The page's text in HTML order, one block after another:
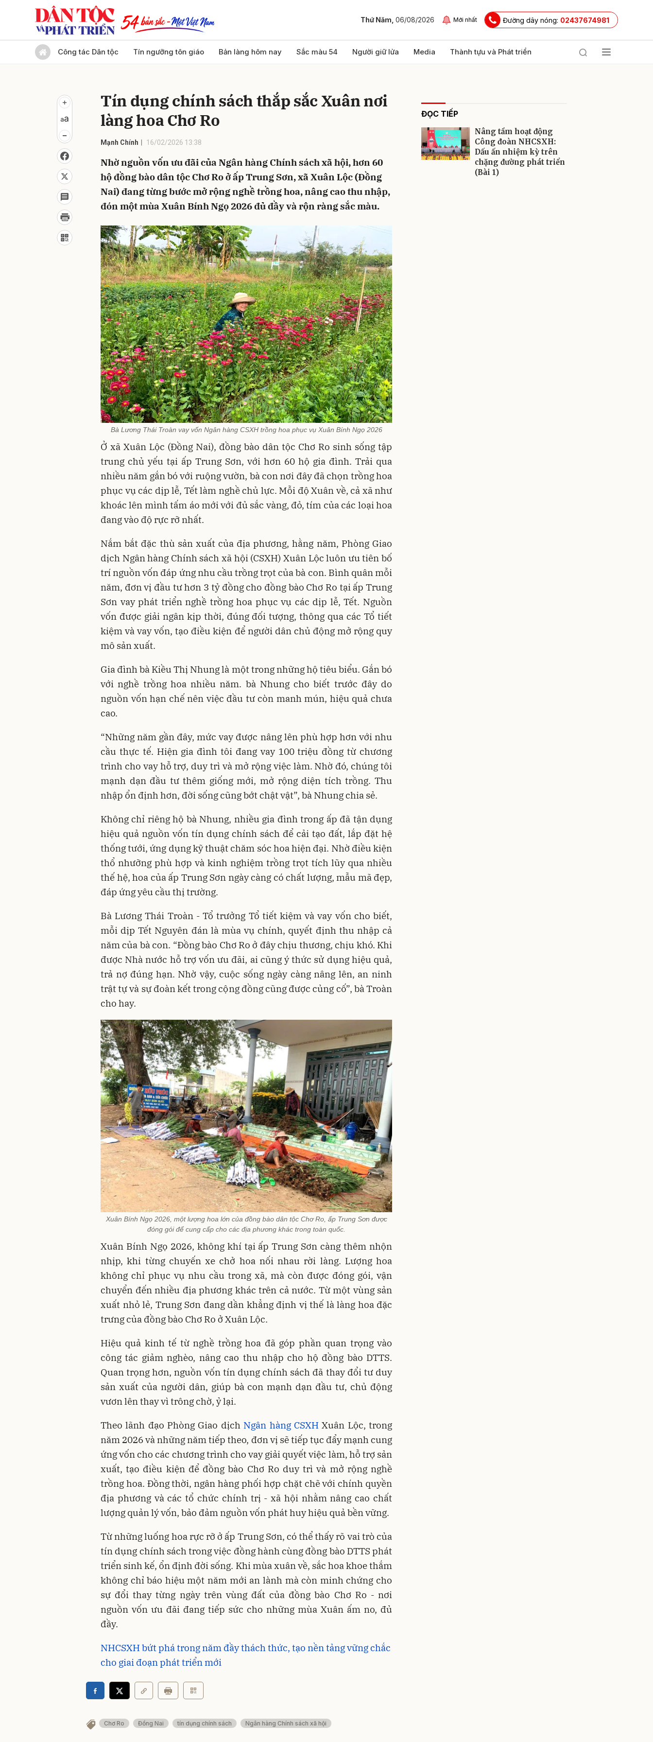
Thứ Năm, 06/08/2026 Mới nhất Đường dây nóng: 02437674981
Công tác Dân tộc Tín ngưỡng tôn giáo Bản làng hôm nay Sắc màu 54 Người giữ lửa Media Thành tựu và Phát triển
Tín dụng chính sách thắp sắc Xuân nơi
làng hoa Chơ Ro
Mạnh Chính 16/02/2026 13:38
Nhờ nguồn vốn ưu đãi của Ngân hàng Chính sách xã hội, hơn 60
hộ đồng bào dân tộc Chơ Ro ở ấp Trung Sơn, xã Xuân Lộc (Đồng
Nai) đang từng bước mở rộng nghề trồng hoa, nâng cao thu nhập,
đón một mùa Xuân Bính Ngọ 2026 đủ đầy và rộn ràng sắc màu.
Bà Lương Thái Troàn vay vốn Ngân hàng CSXH trồng hoa phục vụ Xuân Bính Ngọ 2026
Ở xã Xuân Lộc (Đồng Nai), đồng bào dân tộc Chơ Ro sinh sống tập
trung chủ yếu tại ấp Trung Sơn, với hơn 60 hộ gia đình. Trải qua
nhiều năm gắn bó với ruộng vườn, bà con nơi đây đã chọn trồng hoa
phục vụ các dịp lễ, Tết làm nghề chủ lực. Mỗi độ Xuân về, cả xã như
khoác lên mình tấm áo mới với đủ sắc vàng, đỏ, tím của các loại hoa
đang vào độ rực rỡ nhất.
Nắm bắt đặc thù sản xuất của địa phương, hằng năm, Phòng Giao
dịch Ngân hàng Chính sách xã hội (CSXH) Xuân Lộc luôn ưu tiên bố
trí nguồn vốn đáp ứng nhu cầu trồng trọt của bà con. Bình quân mỗi
năm, đơn vị đầu tư hơn 3 tỷ đồng cho đồng bào Chơ Ro tại ấp Trung
Sơn vay phát triển nghề trồng hoa phục vụ các dịp lễ, Tết. Nguồn
vốn được giải ngân kịp thời, đúng đối tượng, thông qua các Tổ tiết
kiệm và vay vốn, tạo điều kiện để người dân chủ động mở rộng quy
mô sản xuất.
Gia đình bà Kiều Thị Nhung là một trong những hộ tiêu biểu. Gắn bó
với nghề trồng hoa nhiều năm. bà Nhung cho biết trước đây do
nguồn vốn hạn chế nên việc đầu tư còn manh mún, hiệu quả chưa
cao.
“Những năm gần đây, mức vay được nâng lên phù hợp hơn với nhu
cầu thực tế. Hiện gia đình tôi đang vay 100 triệu đồng từ chương
trình cho vay hỗ trợ, duy trì và mở rộng việc làm. Nhờ đó, chúng tôi
mạnh dạn đầu tư thêm giống mới, mở rộng diện tích trồng. Thu
nhập ổn định hơn, đời sống cũng bớt chật vật”, bà Nhung chia sẻ.
Không chỉ riêng hộ bà Nhung, nhiều gia đình trong ấp đã tận dụng
hiệu quả nguồn vốn tín dụng chính sách để cải tạo đất, lắp đặt hệ
thống tưới, ứng dụng kỹ thuật chăm sóc hoa hiện đại. Nhờ điều kiện
thổ nhưỡng phù hợp và kinh nghiệm trồng trọt tích lũy qua nhiều
thế hệ, hoa của ấp Trung Sơn ngày càng có chất lượng, mẫu mã đẹp,
đáp ứng yêu cầu thị trường.
Bà Lương Thái Troàn - Tổ trưởng Tổ tiết kiệm và vay vốn cho biết,
mỗi dịp Tết Nguyên đán là mùa vụ chính, quyết định thu nhập cả
năm của bà con. “Đồng bào Chơ Ro ở đây chịu thương, chịu khó. Khi
được Nhà nước hỗ trợ vốn ưu đãi, ai cũng ý thức sử dụng hiệu quả,
trả nợ đúng hạn. Nhờ vậy, cuộc sống ngày càng nâng lên, an ninh
trật tự và sự đoàn kết trong cộng đồng cũng được củng cố”, bà Troàn
cho hay.
Xuân Bính Ngọ 2026, một lượng hoa lớn của đồng bào dân tộc Chơ Ro, ấp Trung Sơn được
đóng gói để cung cấp cho các địa phương khác trong toàn quốc.
Xuân Bính Ngọ 2026, không khí tại ấp Trung Sơn càng thêm nhộn
nhịp, khi từng chuyến xe chở hoa nối nhau rời làng. Lượng hoa
không chỉ phục vụ nhu cầu trong xã, mà còn được đóng gói, vận
chuyển đến nhiều địa phương khác trên cả nước. Từ một vùng sản
xuất nhỏ lẻ, Trung Sơn đang dần khẳng định vị thế là làng hoa đặc
trưng của đồng bào Chơ Ro ở Xuân Lộc.
Hiệu quả kinh tế từ nghề trồng hoa đã góp phần quan trọng vào
công tác giảm nghèo, nâng cao thu nhập cho hộ đồng bào DTTS.
Quan trọng hơn, nguồn vốn tín dụng chính sách đã thay đổi tư duy
sản xuất của người dân, giúp bà con mạnh dạn đầu tư, chủ động
vươn lên thay vì trông chờ, ỷ lại.
Theo lãnh đạo Phòng Giao dịch Ngân hàng CSXH Xuân Lộc, trong
năm 2026 và những năm tiếp theo, đơn vị sẽ tiếp tục đẩy mạnh cung
ứng vốn cho các chương trình cho vay giải quyết việc làm, hỗ trợ sản
xuất, tạo điều kiện để đồng bào Chơ Ro duy trì và mở rộng nghề
trồng hoa. Đồng thời, ngân hàng phối hợp chặt chẽ với chính quyền
địa phương và các tổ chức chính trị - xã hội nhằm nâng cao chất
lượng quản lý vốn, bảo đảm nguồn vốn phát huy hiệu quả bền vững.
Từ những luống hoa rực rỡ ở ấp Trung Sơn, có thể thấy rõ vai trò của
tín dụng chính sách trong việc đồng hành cùng đồng bào DTTS phát
triển sinh kế, ổn định đời sống. Khi mùa xuân về, sắc hoa khoe thắm
không chỉ báo hiệu một năm mới an lành mà còn minh chứng cho
sự đổi thay từng ngày trên vùng đất của đồng bào Chơ Ro - nơi
nguồn vốn ưu đãi đang tiếp sức cho những mùa Xuân ấm no, đủ
đầy.
NHCSXH bứt phá trong năm đầy thách thức, tạo nền tảng vững chắc
cho giai đoạn phát triển mới
Chơ Ro Đồng Nai tín dụng chính sách Ngân hàng Chính sách xã hội
ĐỌC TIẾP
Nâng tầm hoạt động
Công đoàn NHCSXH:
Dấu ấn nhiệm kỳ trên
chặng đường phát triển
(Bài 1)
Gửi bình luận
Gửi